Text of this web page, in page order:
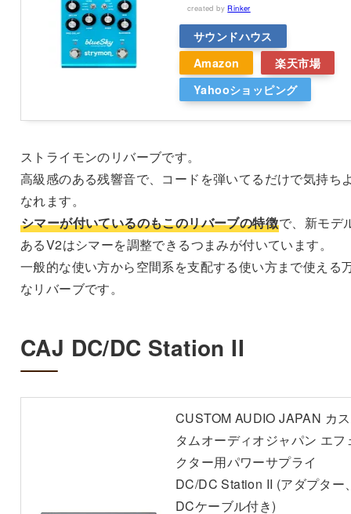
created byRinker
サウンドハウス
Amazon
楽天市場
Yahooショッピング
ストライモンのリバーブです。
高級感のある残響音で、コードを弾いてるだけで気持ち
なれます。
シマーが付いているのもこのリバーブの特徴で、新モデ
あるV2はシマーを調整できるつまみが付いています。
一般的な使い方から空間系を支配する使い方まで使える
なリバーブです。
CAJ DC/DC Station II
CUSTOM AUDIO JAPAN カス
タムオーディオジャパン エフ
クター用パワーサプライ
DC/DC Station II (アダプター
DCケーブル付き)